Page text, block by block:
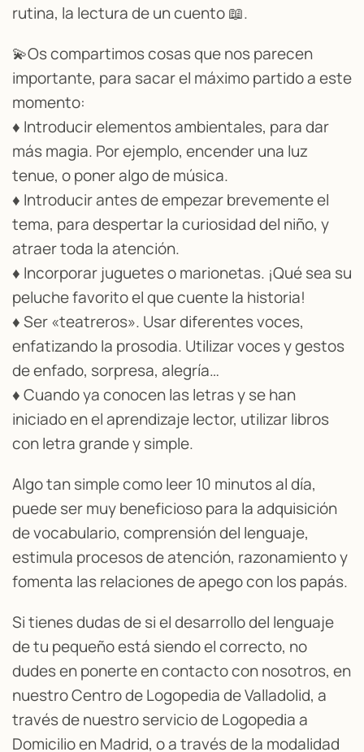
rutina, la lectura de un cuento 📖.
💫Os compartimos cosas que nos parecen
importante, para sacar el máximo partido a este
momento:
♦ Introducir elementos ambientales, para dar
más magia. Por ejemplo, encender una luz
tenue, o poner algo de música.
♦ Introducir antes de empezar brevemente el
tema, para despertar la curiosidad del niño, y
atraer toda la atención.
♦ Incorporar juguetes o marionetas. ¡Qué sea su
peluche favorito el que cuente la historia!
♦ Ser «teatreros». Usar diferentes voces,
enfatizando la prosodia. Utilizar voces y gestos
de enfado, sorpresa, alegría…
♦ Cuando ya conocen las letras y se han
iniciado en el aprendizaje lector, utilizar libros
con letra grande y simple.
Algo tan simple como leer 10 minutos al día,
puede ser muy beneficioso para la adquisición
de vocabulario, comprensión del lenguaje,
estimula procesos de atención, razonamiento y
fomenta las relaciones de apego con los papás.
Si tienes dudas de si el desarrollo del lenguaje
de tu pequeño está siendo el correcto, no
dudes en ponerte en contacto con nosotros, en
nuestro Centro de Logopedia de Valladolid, a
través de nuestro servicio de Logopedia a
Domicilio en Madrid, o a través de la modalidad